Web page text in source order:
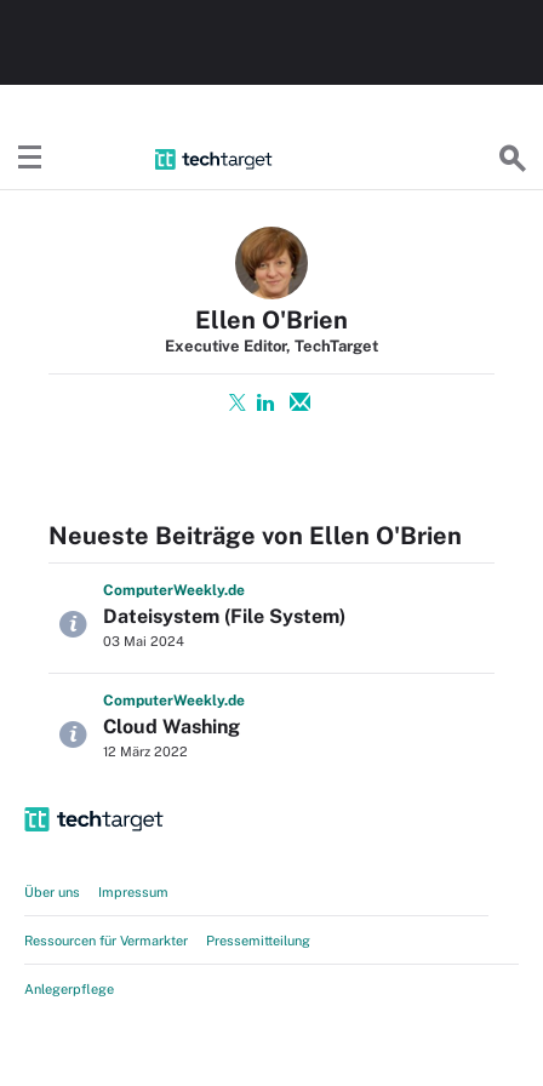
Ellen O'Brien
Executive Editor, TechTarget
Neueste Beiträge von Ellen O'Brien
ComputerWeekly.de
Dateisystem (File System)
03 Mai 2024
ComputerWeekly.de
Cloud Washing
12 März 2022
Über uns Impressum
Ressourcen für Vermarkter Pressemitteilung
Anlegerpflege